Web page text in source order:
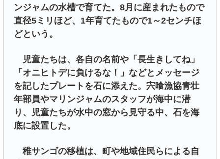
ンジャムの水槽で育てた。8月に産まれたもので
直径5ミリほど、1年育てたもので1～2センチほ
どという。
児童たちは、各自の名前や「長生きしてね」
「オニヒトデに負けるな！」などとメッセージ
を記したプレートを石に添えた。宍喰漁協青壮
年部員やマリンジャムのスタッフが海中に潜
り、児童たちが水中の窓から見守る中、石を海
底に設置した。
稚サンゴの移植は、町や地域住民らによる自